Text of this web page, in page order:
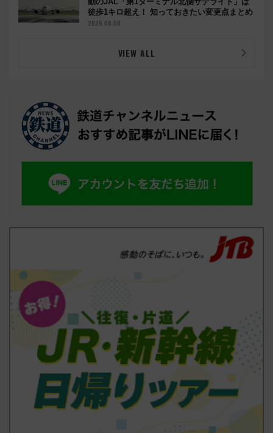
徒歩1キロ超え！ 知っておきたい変更点まとめ
2026.08.08
VIEW ALL